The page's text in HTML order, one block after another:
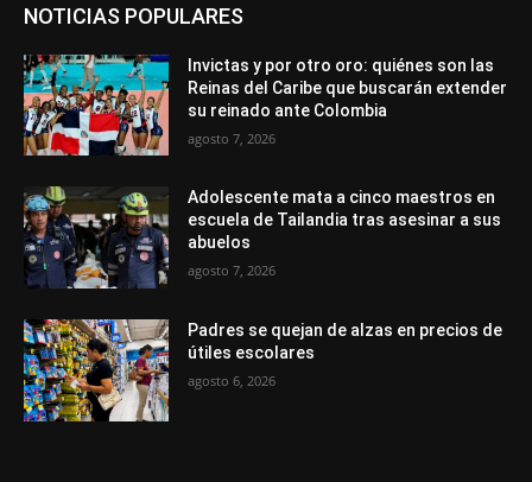
NOTICIAS POPULARES
Invictas y por otro oro: quiénes son las
Reinas del Caribe que buscarán extender
su reinado ante Colombia
agosto 7, 2026
Adolescente mata a cinco maestros en
escuela de Tailandia tras asesinar a sus
abuelos
agosto 7, 2026
Padres se quejan de alzas en precios de
útiles escolares
agosto 6, 2026